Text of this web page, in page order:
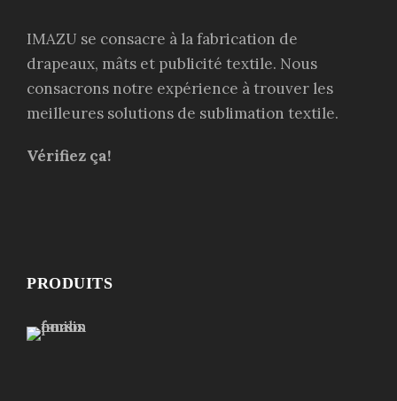
IMAZU se consacre à la fabrication de
drapeaux, mâts et publicité textile. Nous
consacrons notre expérience à trouver les
meilleures solutions de sublimation textile.
Vérifiez ça!
PRODUITS